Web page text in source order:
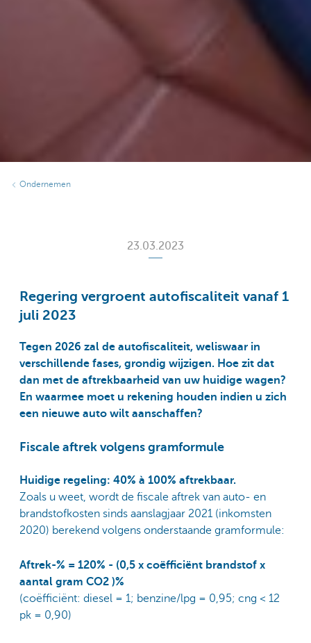
Ondernemen
23.03.2023
Regering vergroent autofiscaliteit vanaf 1
juli 2023
Tegen 2026 zal de autofiscaliteit, weliswaar in
verschillende fases, grondig wijzigen. Hoe zit dat
dan met de aftrekbaarheid van uw huidige wagen?
En waarmee moet u rekening houden indien u zich
een nieuwe auto wilt aanschaffen?
Fiscale aftrek volgens gramformule
Huidige regeling: 40% à 100% aftrekbaar.
Zoals u weet, wordt de fiscale aftrek van auto- en
brandstofkosten sinds aanslagjaar 2021 (inkomsten
2020) berekend volgens onderstaande gramformule:
Aftrek-% = 120% - (0,5 x coëfficiënt brandstof x
aantal gram CO2 )%
(coëfficiënt: diesel = 1; benzine/lpg = 0,95; cng < 12
pk = 0,90)